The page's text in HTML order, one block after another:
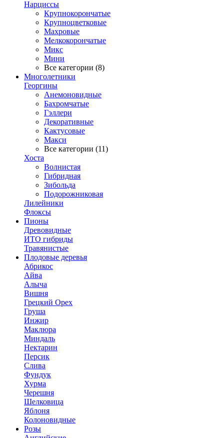
Нарциссы
Крупнокорончатые
Крупноцветковые
Махровые
Мелкокорончатые
Микс
Мини
Все категории (8)
Многолетники
Георгины
Анемоновидные
Бахромчатые
Гэллери
Декоративные
Кактусовые
Макси
Все категории (11)
Хоста
Волнистая
Гибридная
Зибольда
Подорожниковая
Лилейники
Флоксы
Пионы
Древовидные
ИТО гибриды
Травянистые
Плодовые деревья
Абрикос
Айва
Алыча
Вишня
Грецкий Орех
Груша
Инжир
Маклюра
Миндаль
Нектарин
Персик
Слива
Фундук
Хурма
Черешня
Шелковица
Яблоня
Колоновидные
Розы